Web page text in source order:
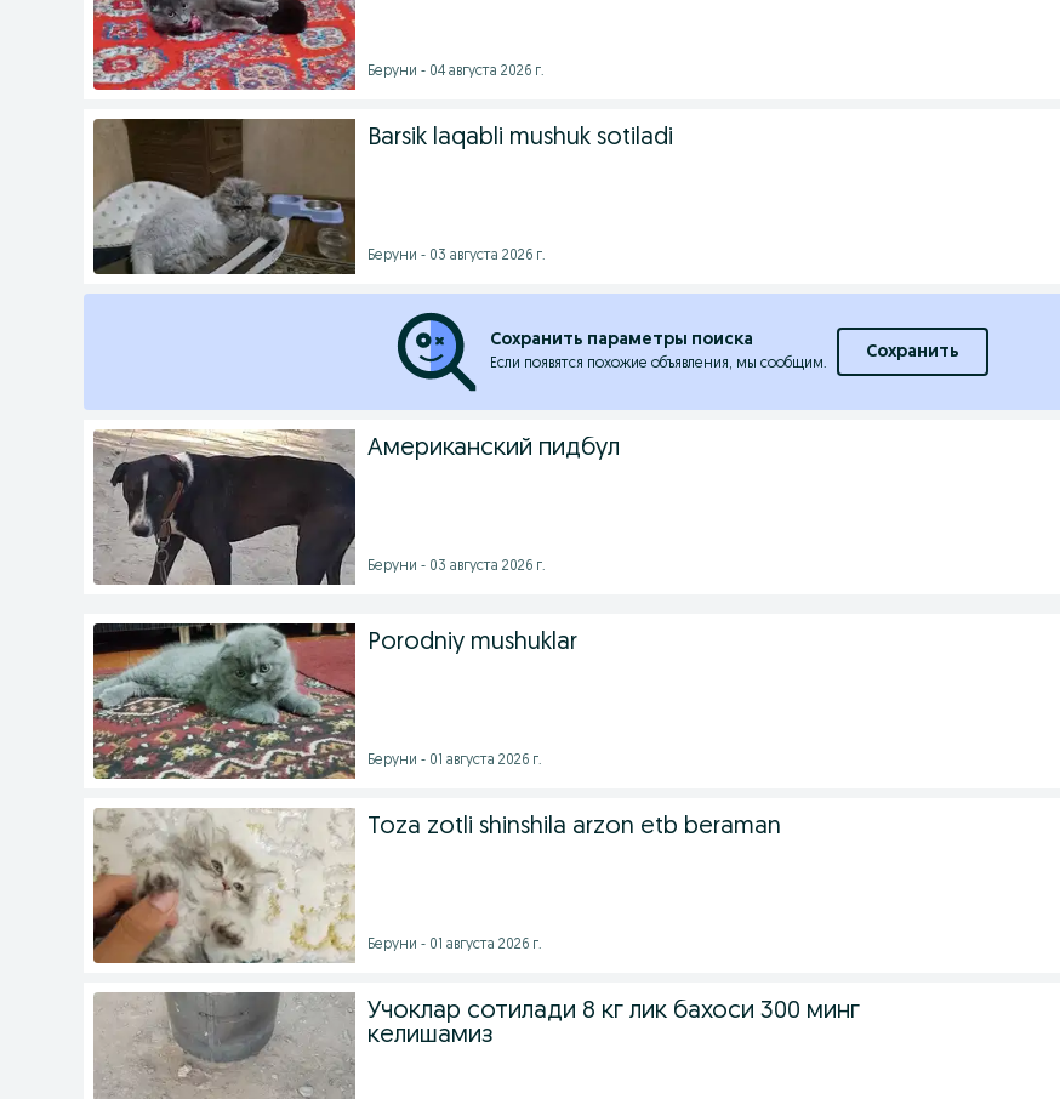
Беруни - 04 августа 2026 г.
Barsik laqabli mushuk sotiladi
Беруни - 03 августа 2026 г.
Сохранить параметры поиска
Если появятся похожие объявления, мы сообщим.
Сохранить
Американский пидбул
Беруни - 03 августа 2026 г.
Porodniy mushuklar
Беруни - 01 августа 2026 г.
Toza zotli shinshila arzon etb beraman
Беруни - 01 августа 2026 г.
Учоклар сотилади 8 кг лик бахоси 300 минг
келишамиз